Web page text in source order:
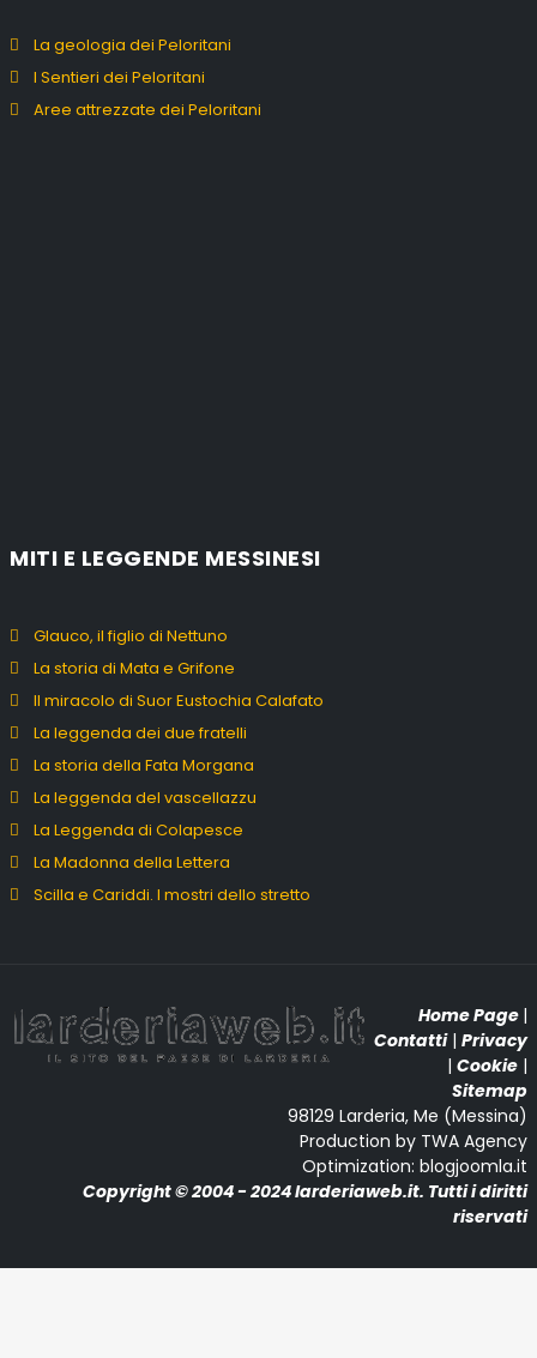
La geologia dei Peloritani
I Sentieri dei Peloritani
Aree attrezzate dei Peloritani
MITI E LEGGENDE MESSINESI
Glauco, il figlio di Nettuno
La storia di Mata e Grifone
Il miracolo di Suor Eustochia Calafato
La leggenda dei due fratelli
La storia della Fata Morgana
La leggenda del vascellazzu
La Leggenda di Colapesce
La Madonna della Lettera
Scilla e Cariddi. I mostri dello stretto
Home Page |
Contatti| Privacy
| Cookie |
Sitemap
98129 Larderia, Me (Messina)
Production by TWA Agency
Optimization: blogjoomla.it
Copyright © 2004 - 2024 larderiaweb.it. Tutti i diritti
riservati